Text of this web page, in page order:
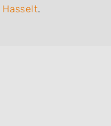
Hasselt.